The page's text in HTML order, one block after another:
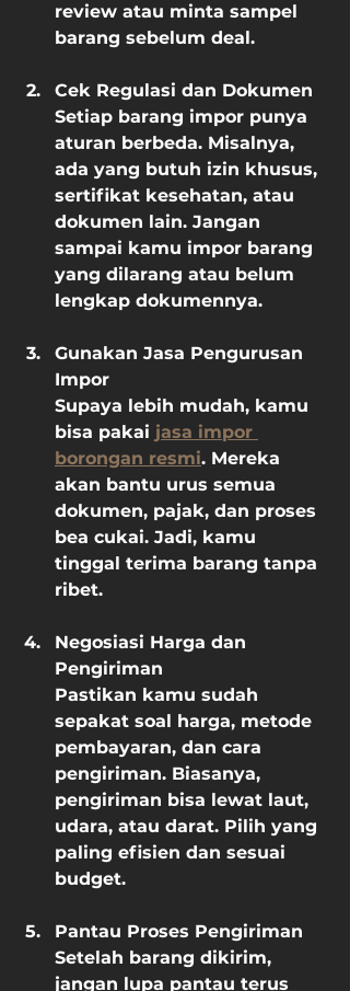
review atau minta sampel
barang sebelum deal.
Cek Regulasi dan Dokumen
Setiap barang impor punya
aturan berbeda. Misalnya,
ada yang butuh izin khusus,
sertifikat kesehatan, atau
dokumen lain. Jangan
sampai kamu impor barang
yang dilarang atau belum
lengkap dokumennya.
Gunakan Jasa Pengurusan
Impor
Supaya lebih mudah, kamu
bisa pakai jasa impor
borongan resmi. Mereka
akan bantu urus semua
dokumen, pajak, dan proses
bea cukai. Jadi, kamu
tinggal terima barang tanpa
ribet.
Negosiasi Harga dan
Pengiriman
Pastikan kamu sudah
sepakat soal harga, metode
pembayaran, dan cara
pengiriman. Biasanya,
pengiriman bisa lewat laut,
udara, atau darat. Pilih yang
paling efisien dan sesuai
budget.
Pantau Proses Pengiriman
Setelah barang dikirim,
jangan lupa pantau terus